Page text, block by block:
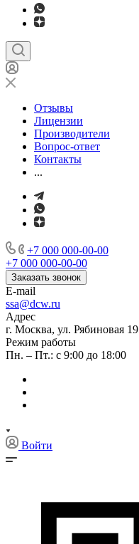
Отзывы
Лицензии
Производители
Вопрос-ответ
Контакты
...
+7 000 000-00-00
+7 000 000-00-00
Заказать звонок
E-mail
ssa@dcw.ru
Адрес
г. Москва, ул. Рябиновая 19
Режим работы
Пн. – Пт.: с 9:00 до 18:00
Войти